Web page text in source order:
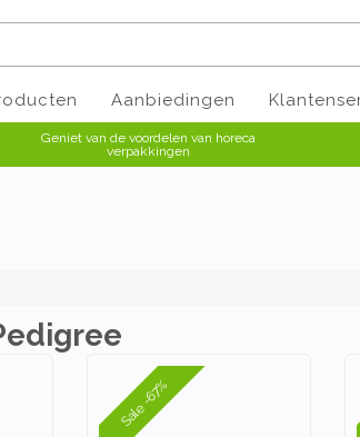
Aanbiedingen
Geniet van de voordelen van horeca
verpakkingen
Sale -67%